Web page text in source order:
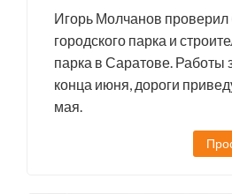
Игорь Молчанов проверил
городского парка и
парка в Саратове. Работы
конца июня, дороги
мая.